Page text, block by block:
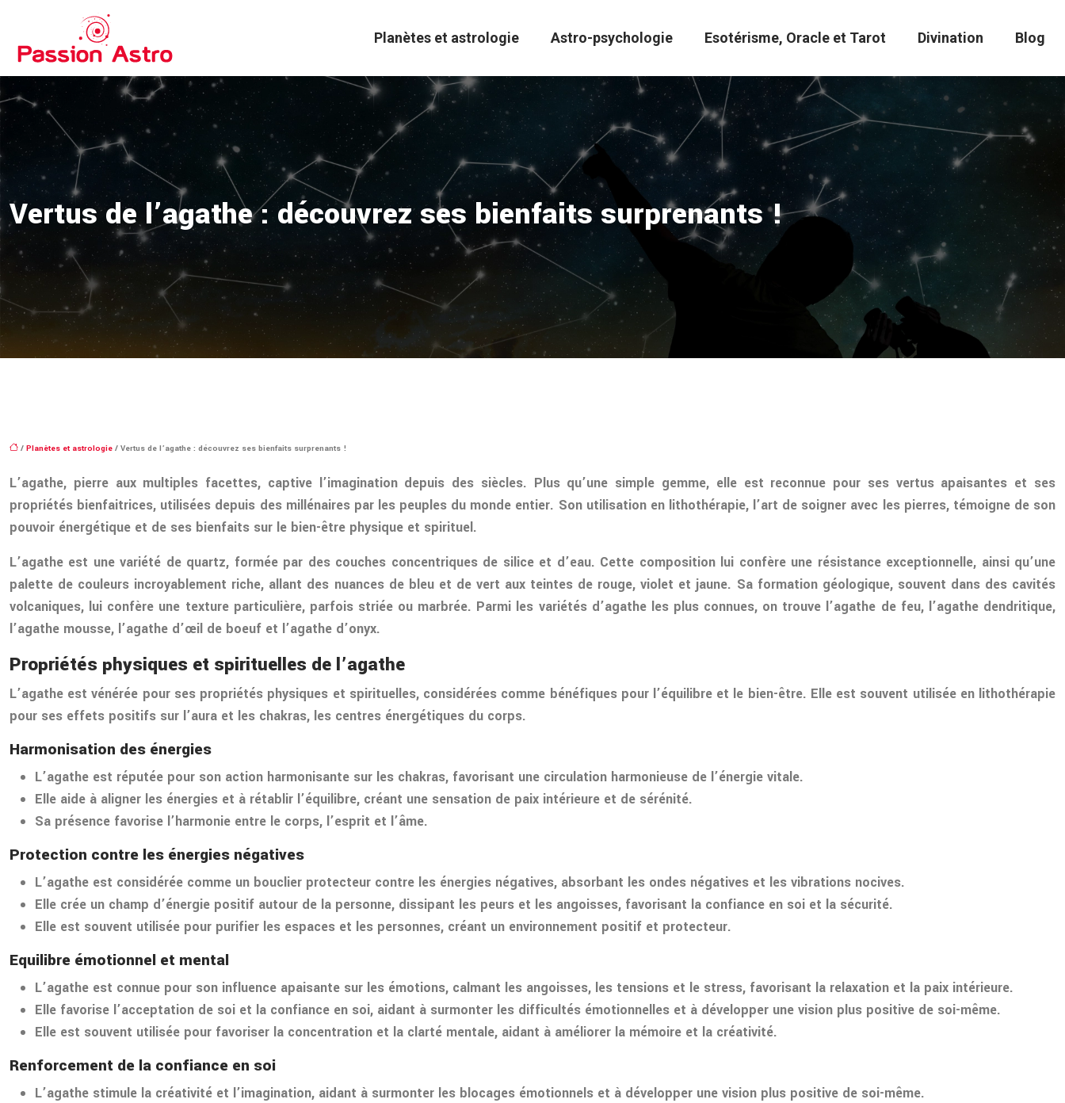
Planètes et astrologie Astro-psychologie Esotérisme, Oracle et Tarot Divination Blog
Vertus de l’agathe : découvrez ses bienfaits surprenants !
/ Planètes et astrologie / Vertus de l’agathe : découvrez ses bienfaits surprenants !
L’agathe, pierre aux multiples facettes, captive l’imagination depuis des siècles. Plus qu’une simple gemme, elle est reconnue pour ses vertus apaisantes et ses
propriétés bienfaitrices, utilisées depuis des millénaires par les peuples du monde entier. Son utilisation en lithothérapie, l’art de soigner avec les pierres, témoigne de son
pouvoir énergétique et de ses bienfaits sur le bien-être physique et spirituel.
L’agathe est une variété de quartz, formée par des couches concentriques de silice et d’eau. Cette composition lui confère une résistance exceptionnelle, ainsi qu’une
palette de couleurs incroyablement riche, allant des nuances de bleu et de vert aux teintes de rouge, violet et jaune. Sa formation géologique, souvent dans des cavités
volcaniques, lui confère une texture particulière, parfois striée ou marbrée. Parmi les variétés d’agathe les plus connues, on trouve l’agathe de feu, l’agathe dendritique,
l’agathe mousse, l’agathe d’œil de boeuf et l’agathe d’onyx.
Propriétés physiques et spirituelles de l’agathe
L’agathe est vénérée pour ses propriétés physiques et spirituelles, considérées comme bénéfiques pour l’équilibre et le bien-être. Elle est souvent utilisée en lithothérapie
pour ses effets positifs sur l’aura et les chakras, les centres énergétiques du corps.
Harmonisation des énergies
L’agathe est réputée pour son action harmonisante sur les chakras, favorisant une circulation harmonieuse de l’énergie vitale.
Elle aide à aligner les énergies et à rétablir l’équilibre, créant une sensation de paix intérieure et de sérénité.
Sa présence favorise l’harmonie entre le corps, l’esprit et l’âme.
Protection contre les énergies négatives
L’agathe est considérée comme un bouclier protecteur contre les énergies négatives, absorbant les ondes négatives et les vibrations nocives.
Elle crée un champ d’énergie positif autour de la personne, dissipant les peurs et les angoisses, favorisant la confiance en soi et la sécurité.
Elle est souvent utilisée pour purifier les espaces et les personnes, créant un environnement positif et protecteur.
Equilibre émotionnel et mental
L’agathe est connue pour son influence apaisante sur les émotions, calmant les angoisses, les tensions et le stress, favorisant la relaxation et la paix intérieure.
Elle favorise l’acceptation de soi et la confiance en soi, aidant à surmonter les difficultés émotionnelles et à développer une vision plus positive de soi-même.
Elle est souvent utilisée pour favoriser la concentration et la clarté mentale, aidant à améliorer la mémoire et la créativité.
Renforcement de la confiance en soi
L’agathe stimule la créativité et l’imagination, aidant à surmonter les blocages émotionnels et à développer une vision plus positive de soi-même.